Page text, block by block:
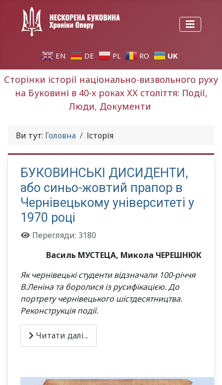
EN DE PL RO UK
Сторінки історії національно-визвольного руху
на Буковині в 40-х роках ХХ століття: Події,
Люди, Документи
Ви тут: Головна Історія
БУКОВИНСЬКІ ДИСИДЕНТИ,
або синьо-жовтий прапор в
Чернівецькому університеті у
1970 році
Перегляди: 3180
Василь МУСТЕЦА, Микола ЧЕРЕШНЮК
Як чернівецькі студенти відзначали 100-річчя
В.Леніна та боролися із русифікацією. До
портрету чернівецького шістдесятництва.
Реконструкція події.
Читати далі...